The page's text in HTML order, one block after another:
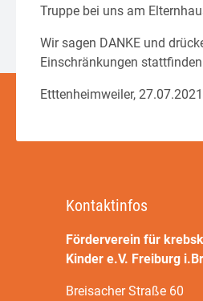
Truppe bei uns am
Wir sagen DANKE und
Einschränkungen
Etttenheimweiler, 27.07.2021
Kontaktinfos
Förderverein für
Kinder e.V. Freiburg
Breisacher Straße 60